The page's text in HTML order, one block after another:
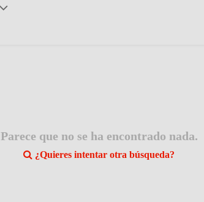
Parece que no se ha encontrado nada.
¿Quieres intentar otra búsqueda?